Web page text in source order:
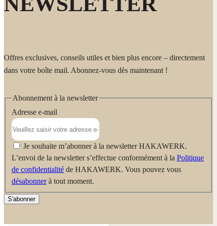
Offres exclusives, conseils utiles et bien plus encore – directement
dans votre boîte mail. Abonnez-vous dès maintenant !
Abonnement à la newsletter
Adresse e-mail
Je souhaite m’abonner à la newsletter HAKAWERK.
L’envoi de la newsletter s’effectue conformément à la Politique
de confidentialité de HAKAWERK. Vous pouvez vous
désabonnerà tout moment.
S'abonner